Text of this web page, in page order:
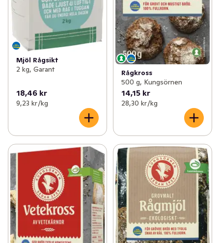
Mjöl Rågsikt
2 kg, Garant
18,46 kr
9,23 kr /kg
Rågkross
500 g, Kungsörnen
14,15 kr
28,30 kr /kg